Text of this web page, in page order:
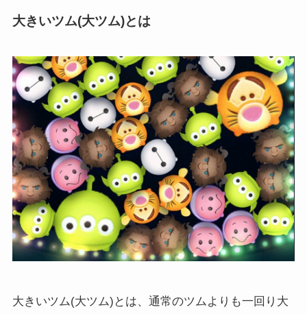
大きいツム(大ツム)とは
大きいツム(大ツム)とは、通常のツムよりも一回り大